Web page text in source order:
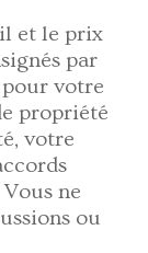
et le prix
par
votre
propriété
votre
ne
ou